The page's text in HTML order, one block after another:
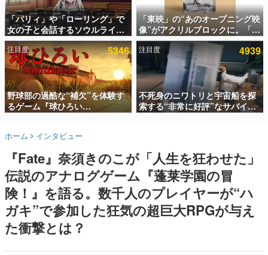
アプリセール情報
インタビュー
連載・特集一覧
殿堂入り記事
SNS拡散数が数千以上！ ページビュー数万以上！ などな
ど。多くの人々に読まれた、電ファミ渾身の“殿堂入り”記
事をまとめました。
名作ゲームクリエイターの方々に製作時のエピソードをお
きます。
赫本
この物語を解いてはいけない。『赫本』は、〈試験問題〉
の形をした短編ホラー小説集です。
新世代に訊く
これからのデジタルゲーム市場を担う若きクリエイター達
「パリィ」や「ローリング」で
女の子と会話するソウルライク
恋愛ゲーム『小早川さんはソウ
ルライク』無料公開。返事に失
敗すると「YOU DIED」
「東映」の“あのオープニング映
像”がアクリルブロックに。「東
映ヒストリカル グッズコレクシ
ョン」が8月下旬より発売
注目度 5346
野球部の過酷な“補欠”を体験す
るゲーム『球ひろい
Simulator』が「1件」のウィッ
対応しSNSで話題に。『キング
プロ野球選手から称賛の声
注目度 4939
不死身のニワトリと宇宙船を探
索する“非常に好評”なサバイバ
ルゲーム『Breathedge』が無
ホーム インタビュー
『Fate』奈須きのこが「人生を狂わせた」
伝説のアナログゲーム『蓬莱学園の冒
険！』を語る。数千人のプレイヤーが“ハ
ガキ”で参加した狂気の超巨大RPGが与え
た衝撃とは？